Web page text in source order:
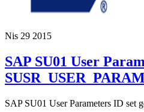
Nis 29 2015
SAP SU01 User
SAP SU01 User Parameters ID